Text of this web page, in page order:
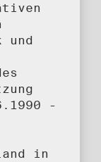
und
-
in